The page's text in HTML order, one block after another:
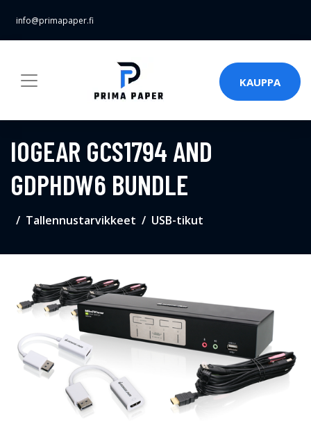
info@primapaper.fi
KAUPPA
IOGEAR GCS1794 AND
GDPHDW6 BUNDLE
Tallennustarvikkeet USB-tikut